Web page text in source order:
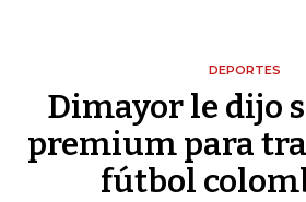
DEPORTES
Dimayor le dijo
premium para
fútbol